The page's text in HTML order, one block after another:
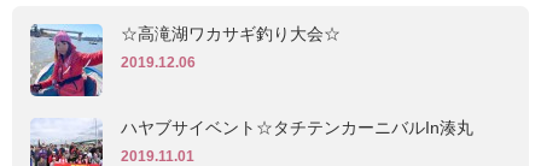
☆高滝湖ワカサギ釣り大会☆
2019.12.06
ハヤブサイベント☆タチテンカーニバルIn湊丸
2019.11.01